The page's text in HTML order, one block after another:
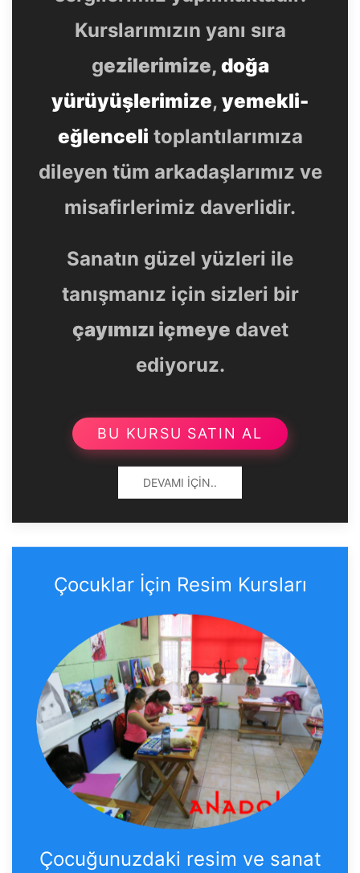
Kurslarımızın yanı sıra
gezilerimize, doğa
yürüyüşlerimize, yemekli-
eğlenceli toplantılarımıza
dileyen tüm arkadaşlarımız ve
misafirlerimiz daverlidir.
Sanatın güzel yüzleri ile
tanışmanız için sizleri bir
çayımızı içmeye davet
ediyoruz.
BU KURSU SATIN AL
DEVAMI İÇIN..
Çocuklar İçin Resim Kursları
Çocuğunuzdaki resim ve sanat